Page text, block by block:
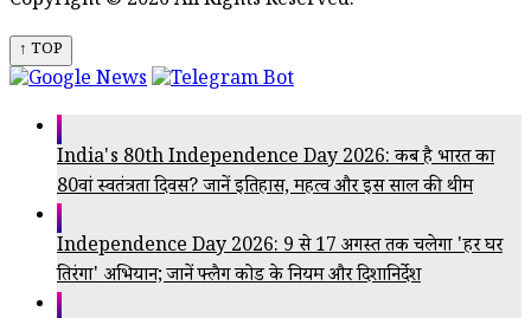
↑ TOP
India's 80th Independence Day 2026: कब है भारत का
80वां स्वतंत्रता दिवस? जानें इतिहास, महत्व और इस साल की थीम
Independence Day 2026: 9 से 17 अगस्त तक चलेगा 'हर घर
तिरंगा' अभियान; जानें फ्लैग कोड के नियम और दिशानिर्देश